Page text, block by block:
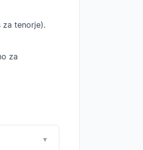
za tenorje).
za
▾